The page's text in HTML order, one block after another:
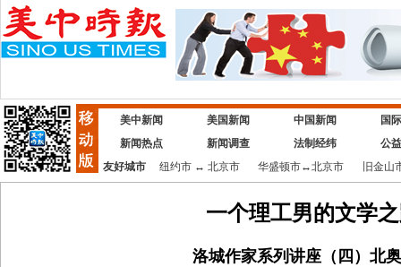
美中新闻 美国新闻 中国新闻
国
新闻热点
新闻调查 法制经纬
公
友好城市
纽约市↔ 北京市 华盛顿市↔北京市 旧金山
一个理工男的文学
洛城作家系列讲座（四）北